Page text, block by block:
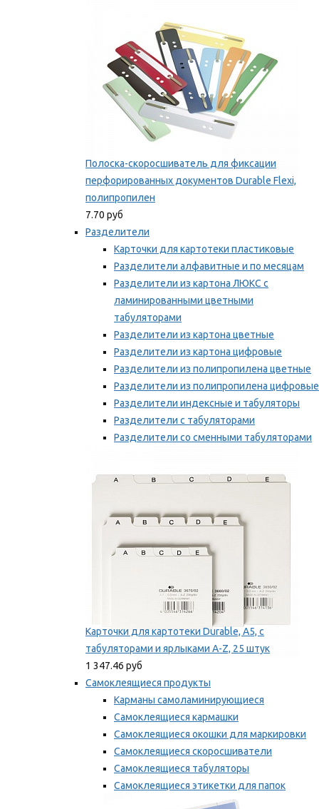
Полоска-скоросшиватель для фиксации
перфорированных документов Durable Flexi,
полипропилен
7.70 руб
Разделители
Карточки для картотеки пластиковые
Разделители алфавитные и по месяцам
Разделители из картона ЛЮКС с
ламинированными цветными
табуляторами
Разделители из картона цветные
Разделители из картона цифровые
Разделители из полипропилена цветные
Разделители из полипропилена цифровые
Разделители индексные и табуляторы
Разделители с табуляторами
Разделители со сменными табуляторами
Карточки для картотеки Durable, A5, с
табуляторами и ярлыками A-Z, 25 штук
1 347.46 руб
Самоклеящиеся продукты
Карманы самоламинирующиеся
Самоклеящиеся кармашки
Самоклеящиеся окошки для маркировки
Самоклеящиеся скоросшиватели
Самоклеящиеся табуляторы
Самоклеящиеся этикетки для папок
Таблички для маркировки